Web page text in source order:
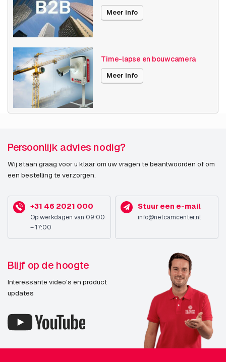
Publicatiedatum 17-09-2019
Meer info
Time-lapse en bouwcamera
Meer info
Persoonlijk advies nodig?
Wij staan graag voor u klaar om uw vragen te beantwoorden of om
een bestelling te verzorgen.
+31 46 2021 000
Op werkdagen van 09:00
– 17:00
Stuur een e-mail
info@netcamcenter.nl
Blijf op de hoogte
Interessante video's en product
updates